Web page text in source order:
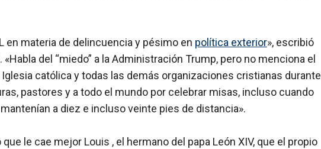
en materia de delincuencia y pésimo en política exterior», escribió
del “miedo” a la Administración Trump, pero no menciona el
Iglesia católica y todas las demás organizaciones cristianas durante
pastores y a todo el mundo por celebrar misas, incluso cuando
a diez e incluso veinte pies de distancia».
le cae mejor Louis , el hermano del papa León XIV, que el propio